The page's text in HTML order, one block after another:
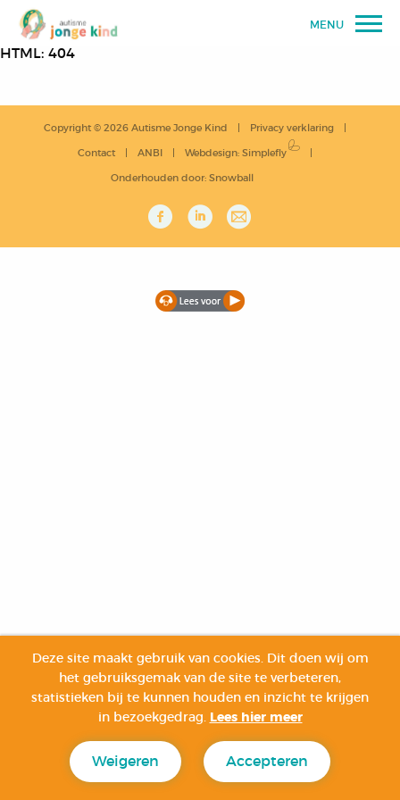
MENU
HTML: 404
Copyright © 2026 Autisme Jonge Kind Privacy verklaring
Contact ANBI Webdesign: Simplefly
Onderhouden door: Snowball
Deze site maakt gebruik van cookies. Dit doen wij om
het gebruiksgemak van de site te verbeteren,
statistieken bij te kunnen houden en inzicht te krijgen
in bezoekgedrag. Lees hier meer
Weigeren Accepteren